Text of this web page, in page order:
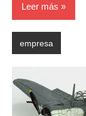
Leer más
empresa